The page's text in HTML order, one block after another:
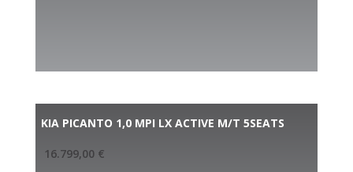
KIA PICANTO 1,0 MPI LX ACTIVE M/T 5SEATS
16.799,00 €